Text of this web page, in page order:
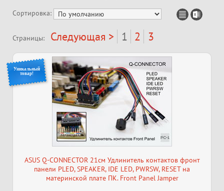
Сортировка:
Страницы: Следующая > 1 2 3
Уникальный
товар!
ASUS Q-CONNECTOR 21см Удлинитель контактов фронт
панели PLED, SPEAKER, IDE LED, PWRSW, RESET на
материнской плате ПК. Front Panel Jamper